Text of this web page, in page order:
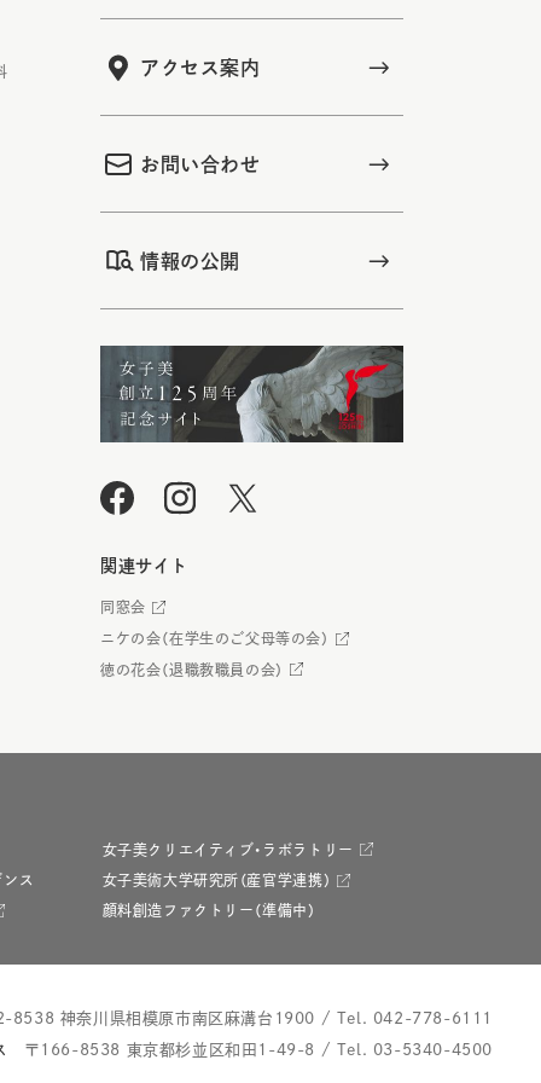
アクセス案内
お問い合わせ
情報の公開
関連サイト
同窓会
ニケの会（在学生のご父母等の会）
徳の花会（退職教職員の会）
女子美クリエイティブ・ラボラトリー
ス 女子美術大学研究所（産官学連携）
顔料創造ファクトリー（準備中）
8538 神奈川県相模原市南区麻溝台1900 / Tel. 042-778-6111
〒166-8538 東京都杉並区和田1-49-8 / Tel. 03-5340-4500